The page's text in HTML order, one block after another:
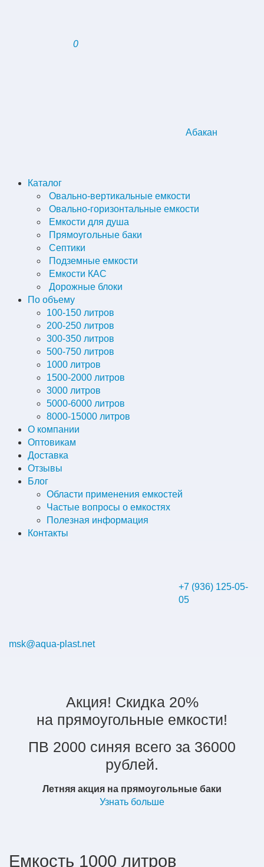
0
Абакан
Каталог
Овально-вертикальные емкости
Овально-горизонтальные емкости
Емкости для душа
Прямоугольные баки
Септики
Подземные емкости
Емкости КАС
Дорожные блоки
По объему
100-150 литров
200-250 литров
300-350 литров
500-750 литров
1000 литров
1500-2000 литров
3000 литров
5000-6000 литров
8000-15000 литров
О компании
Оптовикам
Доставка
Отзывы
Блог
Области применения емкостей
Частые вопросы о емкостях
Полезная информация
Контакты
+7 (936) 125-05-
05
msk@aqua-plast.net
Акция! Скидка 20%
на прямоугольные емкости!
ПВ 2000 синяя всего за 36000
рублей.
Летняя акция на прямоугольные баки
Узнать больше
Емкость 1000 литров